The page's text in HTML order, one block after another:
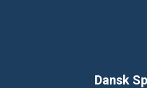
Dansk